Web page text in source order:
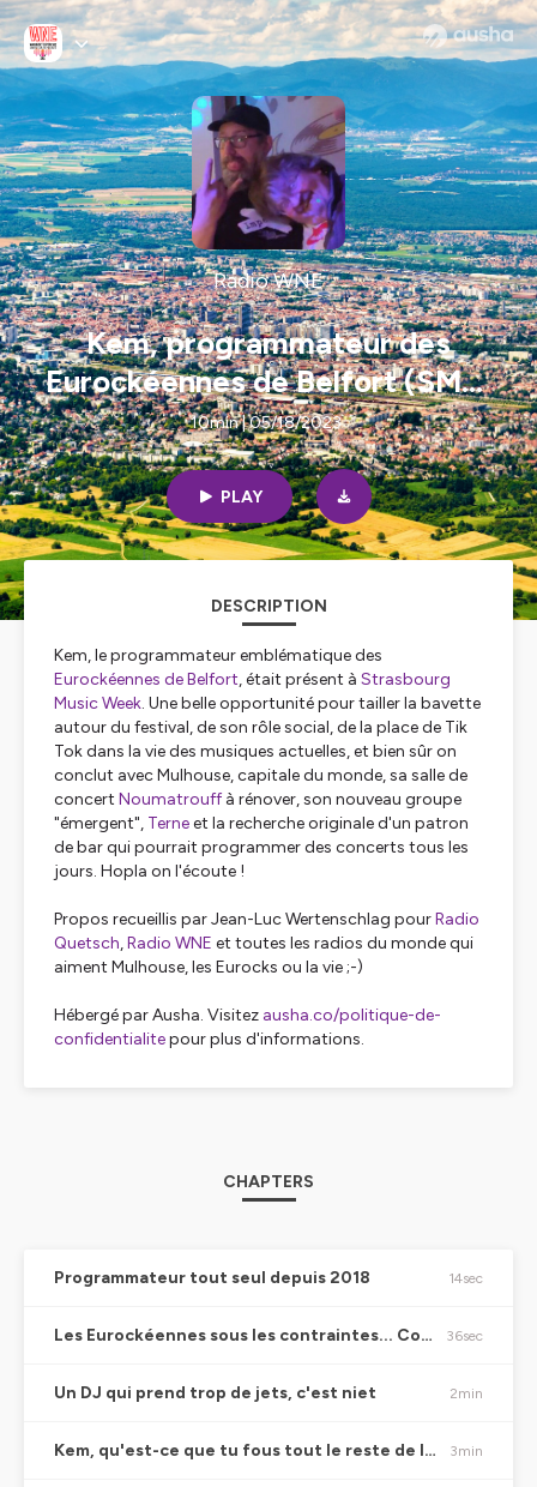
Radio WNE
Kem, programmateur des
Eurockéennes de Belfort (SMW
2023)
10min | 05/18/2023
PLAY
DESCRIPTION
Kem, le programmateur emblématique des
Eurockéennes de Belfort, était présent à Strasbourg
Music Week. Une belle opportunité pour tailler la bavette
autour du festival, de son rôle social, de la place de Tik
Tok dans la vie des musiques actuelles, et bien sûr on
conclut avec Mulhouse, capitale du monde, sa salle de
concert Noumatrouffà rénover, son nouveau groupe
"émergent", Terneet la recherche originale d'un patron
de bar qui pourrait programmer des concerts tous les
jours. Hopla on l'écoute !
Propos recueillis par Jean-Luc Wertenschlag pourRadio
Quetsch,Radio WNE et toutes les radios du monde qui
aiment Mulhouse, les Eurocks ou la vie ;-)
Hébergé par Ausha. Visitez ausha.co/politique-de-
confidentialitepour plus d'informations.
CHAPTERS
Programmateur tout seul depuis 2018 14sec
Les Eurockéennes sous les contraintes... Comment ça va ? 36sec
Un DJ qui prend trop de jets, c'est niet 2min
Kem, qu'est-ce que tu fous tout le reste de l'année ? 3min